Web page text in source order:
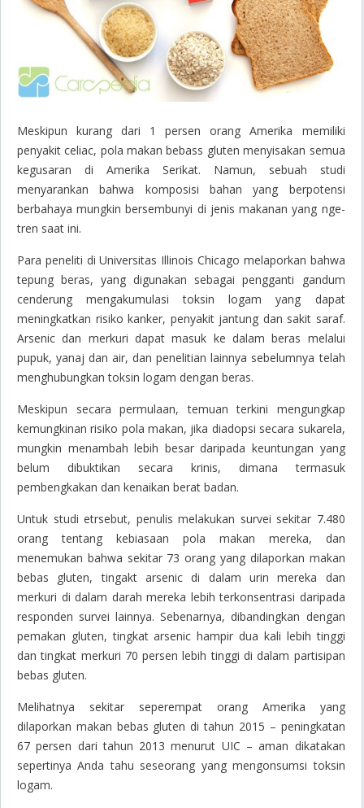
Meskipun kurang dari 1 persen orang Amerika memiliki
penyakitceliac, pola makan bebass gluten menyisakan semua
kegusaran di Amerika Serikat. Namun, sebuah studi
menyarankan bahwa komposisi bahan yang berpotensi
berbahaya mungkin bersembunyi di jenis makanan yang nge-
tren saat ini.
Para peneliti di Universitas Illinois Chicago melaporkan bahwa
tepung beras, yang digunakan sebagai pengganti gandum
cenderung mengakumulasi toksin logam yang dapat
meningkatkan risiko kanker, penyakit jantung dan sakit saraf.
Arsenic dan merkuri dapat masuk ke dalam beras melalui
pupuk, yanaj dan air, dan penelitian lainnya sebelumnya telah
menghubungkan toksin logam dengan beras.
Meskipun secara permulaan, temuan terkini mengungkap
kemungkinan risiko pola makan, jika diadopsi secara sukarela,
mungkin menambah lebih besar daripada keuntungan yang
belum dibuktikan secara krinis, dimana termasuk
pembengkakan dan kenaikan berat badan.
Untuk studi etrsebut, penulis melakukan survei sekitar 7.480
orang tentang kebiasaan pola makan mereka, dan
menemukan bahwa sekitar 73 orang yang dilaporkan makan
bebas gluten, tingakt arsenic di dalam urin mereka dan
merkuri di dalam darah mereka lebih terkonsentrasi daripada
responden survei lainnya. Sebenarnya, dibandingkan dengan
pemakan gluten, tingkat arsenic hampir dua kali lebih tinggi
dan tingkat merkuri 70 persen lebih tinggi di dalam partisipan
bebas gluten.
Melihatnya sekitar seperempat orang Amerika yang
dilaporkan makan bebas gluten di tahun 2015 – peningkatan
67 persen dari tahun 2013 menurut UIC – aman dikatakan
sepertinya Anda tahu seseorang yang mengonsumsi toksin
logam.